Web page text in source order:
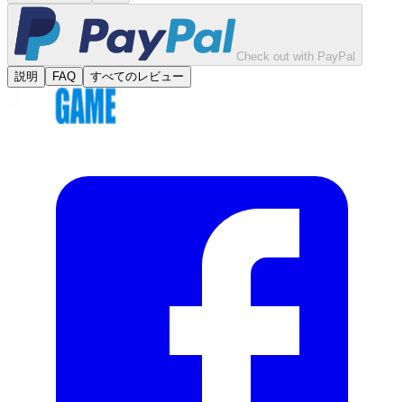
Check out with PayPal
説明
FAQ すべてのレビュー